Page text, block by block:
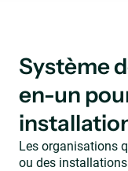
Système
en-un
Les organisations
ou des